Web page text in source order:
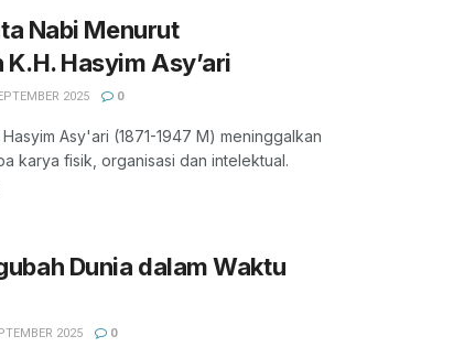
Nabi Menurut
Hasyim Asy’ari
2025 0
Asy'ari (1871-1947 M) meninggalkan
karya fisik, organisasi dan intelektual.
Dunia dalam Waktu
2025 0